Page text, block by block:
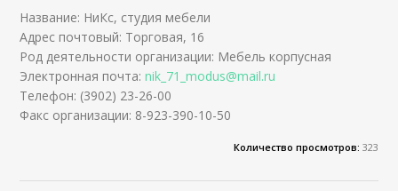
Название: НиКс, студия мебели
Адрес почтовый: Торговая, 16
Род деятельности организации: Мебель корпусная
Электронная почта:nik_71_modus@mail.ru
Телефон: (3902) 23-26-00
Факс организации: 8-923-390-10-50
Количество просмотров: 323